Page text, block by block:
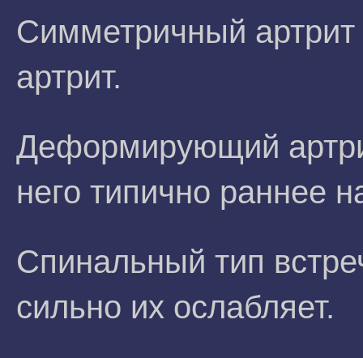
Симметричный
артрит.
Деформирующий
него типично раннее
Спинальный тип
сильно их ослабляет.